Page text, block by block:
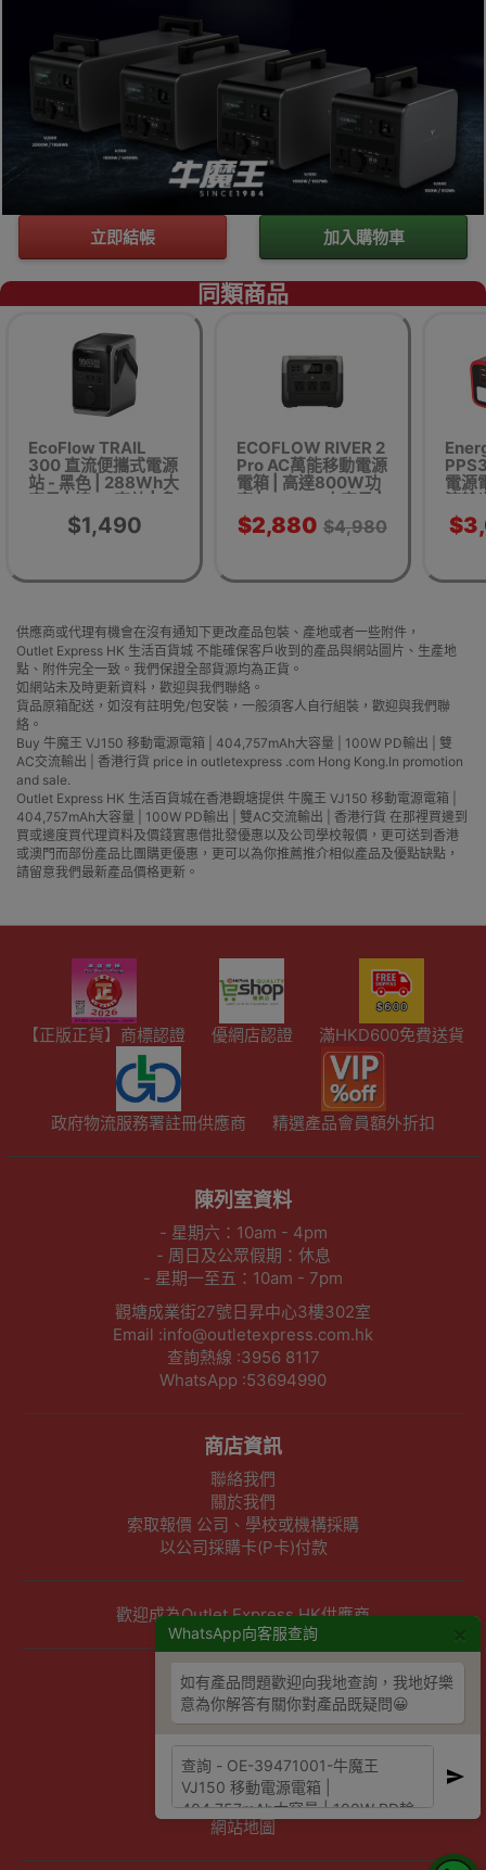
立即結帳 加入購物車
同類商品
EcoFlow TRAIL
300 直流便攜式電源
站 - 黑色 | 288Wh大
容量 | 純DC高效 | 多
埠同時充電 | 香港行
貨
$1,490
ECOFLOW RIVER 2
Pro AC萬能移動電源
電箱 | 高達800W功
率 | 768Wh大容量 |
香港行貨代理三年保
養
$2,880 $4,980
電源
流輸
供應商或代理有機會在沒有通知下更改產品包裝、產地或者一些附件，
Outlet Express HK 生活百貨城 不能確保客戶收到的產品與網站圖片、生產地
點、附件完全一致。我們保證全部貨源均為正貨。
如網站未及時更新資料，歡迎與我們聯絡。
貨品原箱配送，如沒有註明免/包安裝，一般須客人自行組裝，歡迎與我們聯
絡。
Buy 牛魔王 VJ150 移動電源電箱 | 404,757mAh大容量 | 100W PD輸出 | 雙
AC交流輸出 | 香港行貨 price in outletexpress .com Hong Kong.In promotion
and sale.
Outlet Express HK 生活百貨城在香港觀塘提供 牛魔王 VJ150 移動電源電箱 |
404,757mAh大容量 | 100W PD輸出 | 雙AC交流輸出 | 香港行貨 在那裡買邊到
買或邊度買代理資料及價錢實惠借批發優惠以及公司學校報價，更可送到香港
或澳門而部份產品比團購更優惠，更可以為你推薦推介相似產品及優點缺點，
請留意我們最新產品價格更新。
WhatsApp向客服查詢
如有產品問題歡迎向我地查詢，我地好樂
意為你解答有關你對產品既疑問😀
【正版正貨】商標認證 優網店認證 滿HKD600免費送貨
政府物流服務署註冊供應商 精選產品會員額外折扣
陳列室資料
- 星期六：10am - 4pm
- 周日及公眾假期：休息
- 星期一至五：10am - 7pm
觀塘成業街27號日昇中心3樓302室
Email :info@outletexpress.com.hk
查詢熱線 :3956 8117
WhatsApp :53694990
商店資訊
聯絡我們
關於我們
索取報價 公司、學校或機構採購
以公司採購卡(P卡)付款
歡迎成為Outlet Express HK供應商
其他資訊
下單須知
保養條款及更換政策
除舊服務條款及細則
條款及細則
網站地圖